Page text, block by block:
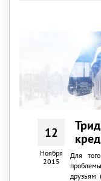
12
Ноября
2015
Для
друзьям